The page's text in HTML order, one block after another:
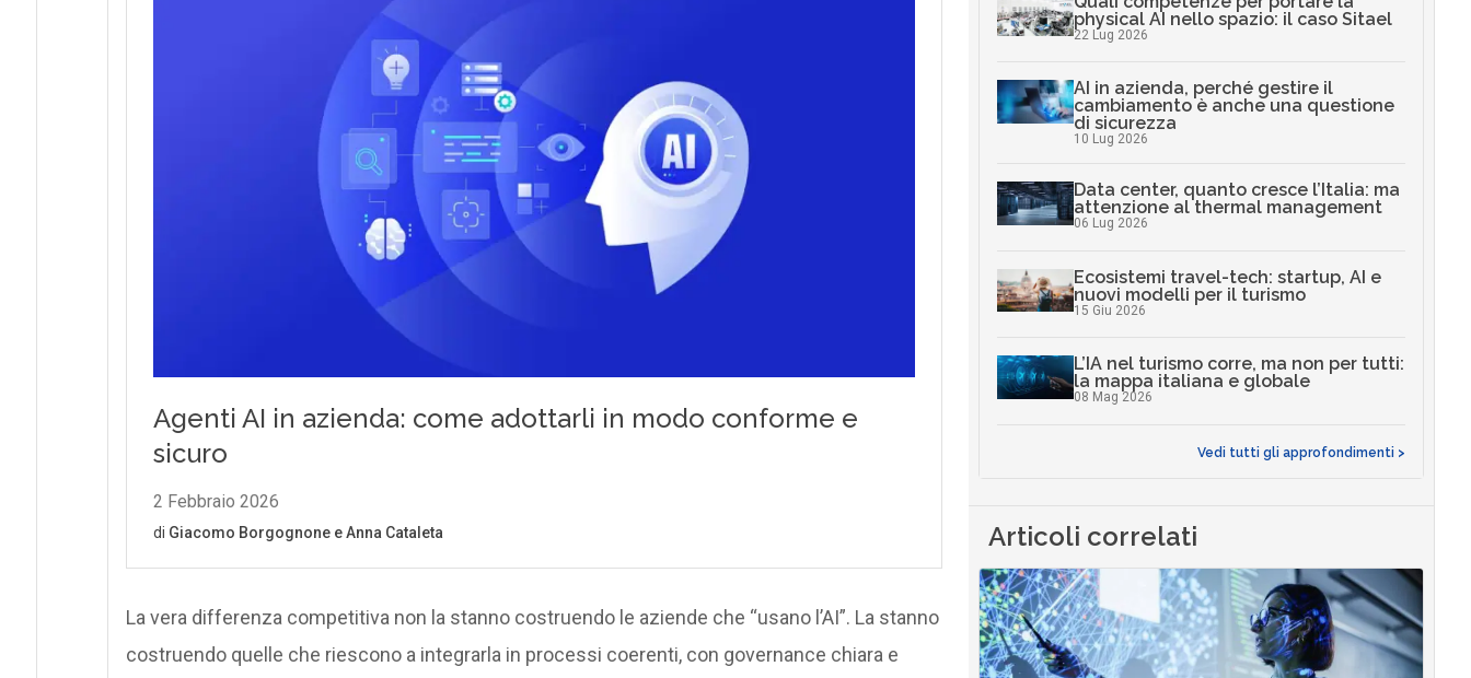
La vera differenza competitiva non la stanno costruendo le aziende che “usano l’AI”. La stanno
costruendo quelle che riescono a integrarla in processi coerenti, con governance chiara e
physical AI nello spazio: il caso Sitael
22 Lug 2026
AI in azienda, perché gestire il
cambiamento è anche una questione
di sicurezza
10 Lug 2026
Data center, quanto cresce l’Italia: ma
attenzione al thermal management
06 Lug 2026
Ecosistemi travel-tech: startup, AI e
nuovi modelli per il turismo
15 Giu 2026
L’IA nel turismo corre, ma non per tutti:
la mappa italiana e globale
08 Mag 2026
Vedi tutti gli approfondimenti >
Articoli correlati